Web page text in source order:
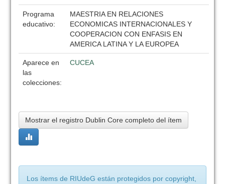
Programa
educativo:
MAESTRIA EN RELACIONES
ECONOMICAS INTERNACIONALES Y
COOPERACION CON ENFASIS EN
AMERICA LATINA Y LA EUROPEA
Aparece en
las
colecciones:
CUCEA
Mostrar el registro Dublin Core completo del ítem
Los ítems de RIUdeG están protegidos por copyright,